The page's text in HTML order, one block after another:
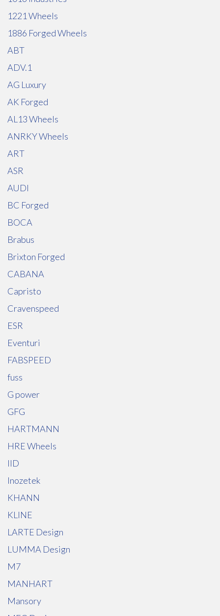
1221 Wheels
1886 Forged Wheels
ABT
ADV.1
AG Luxury
AK Forged
AL13 Wheels
ANRKY Wheels
ART
ASR
AUDI
BC Forged
BOCA
Brabus
Brixton Forged
CABANA
Capristo
Cravenspeed
ESR
Eventuri
FABSPEED
fuss
G power
GFG
HARTMANN
HRE Wheels
IID
Inozetek
KHANN
KLINE
LARTE Design
LUMMA Design
M7
MANHART
Mansory